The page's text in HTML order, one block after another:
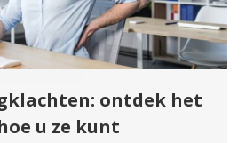
ontdek het
u ze kunt